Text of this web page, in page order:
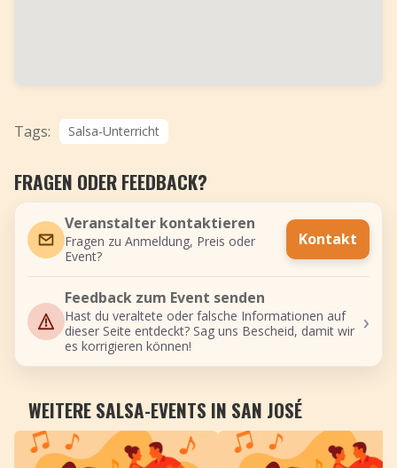
Tags: Salsa-Unterricht
FRAGEN ODER FEEDBACK?
Veranstalter kontaktieren
Fragen zu Anmeldung, Preis oder
Event?
Kontakt
Feedback zum Event senden
Hast du veraltete oder falsche Informationen auf
dieser Seite entdeckt? Sag uns Bescheid, damit wir
es korrigieren können!
›
WEITERE SALSA-EVENTS IN SAN JOSÉ